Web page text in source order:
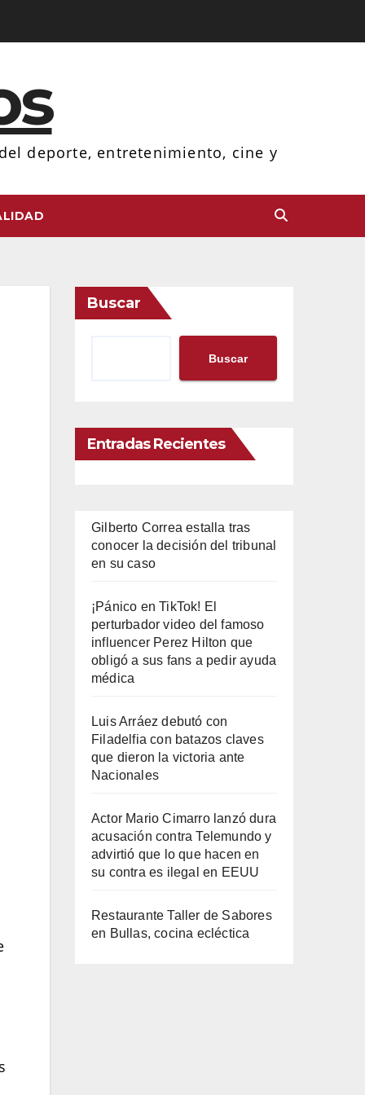
deporte, entretenimiento, cine y
Buscar
Buscar
Entradas Recientes
Gilberto Correa estalla tras
conocer la decisión del tribunal
en su caso
¡Pánico en TikTok! El
perturbador video del famoso
influencer Perez Hilton que
obligó a sus fans a pedir ayuda
médica
Luis Arráez debutó con
Filadelfia con batazos claves
que dieron la victoria ante
Nacionales
Actor Mario Cimarro lanzó dura
acusación contra Telemundo y
advirtió que lo que hacen en
su contra es ilegal en EEUU
Restaurante Taller de Sabores
en Bullas, cocina ecléctica